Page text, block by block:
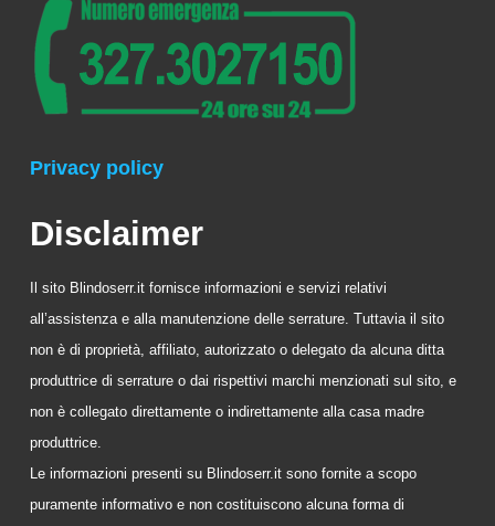
Privacy policy
Disclaimer
Il sito Blindoserr.it fornisce informazioni e servizi relativi
all’assistenza e alla manutenzione delle serrature. Tuttavia il sito
non è di proprietà, affiliato, autorizzato o delegato da alcuna ditta
produttrice di serrature o dai rispettivi marchi menzionati sul sito, e
non è collegato direttamente o indirettamente alla casa madre
produttrice.
Le informazioni presenti su Blindoserr.it sono fornite a scopo
puramente informativo e non costituiscono alcuna forma di